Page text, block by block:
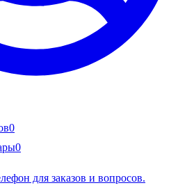
0
0
для заказов и вопросов.